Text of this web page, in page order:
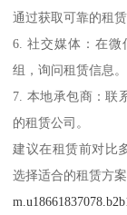
通过获取可靠的租赁
6. 社交媒体：在微
组，询问租赁信息。
7. 本地承包商：联
的租赁公司。
建议在租赁前对比
选择适合的租赁方案